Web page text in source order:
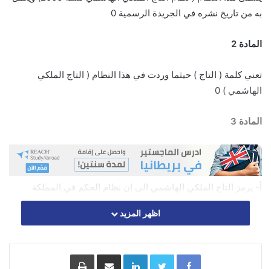
به من تاريخ نشره في الجريدة الرسمية 0
المادة 2
تعني كلمة ( التاج ) حيثما وردت في هذا النظام ( التاج الملكي
الهاشمي ) 0
المادة 3
أ- يرمز التاج الملكي الهاشمي الى ان نظام الحكم في المملكة
الاردنية الهاشمية حكم ملكي وراثي0
ب- التاج هو الشعار الذي يمثل جلالة الملك وجلالة الملكة وافراد
بمنحهم حــق استعمال التاج ويستثنى
اظهر المزيد
Facebook
Twitter
LinkedInمشاركة عبر البريد طباعة